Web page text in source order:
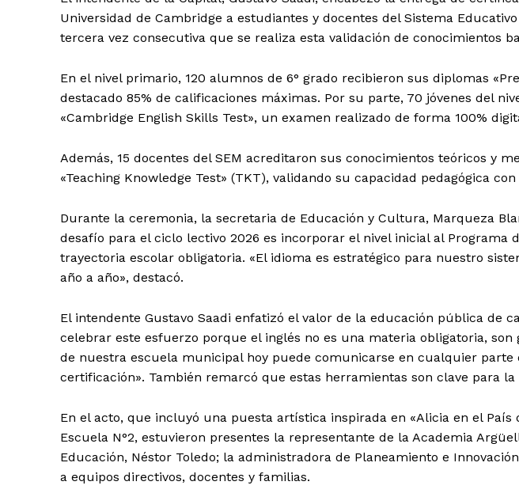
Universidad de Cambridge a estudiantes y docentes del Sistema
tercera vez consecutiva que se realiza esta validación de conocimientos
En el nivel primario, 120 alumnos de 6° grado recibieron sus diplomas
destacado 85% de calificaciones máximas. Por su parte, 70 jóvenes del
«Cambridge English Skills Test», un examen realizado de forma 100%
Además, 15 docentes del SEM acreditaron sus conocimientos teóricos y
«Teaching Knowledge Test» (TKT), validando su capacidad pedagógica
Durante la ceremonia, la secretaria de Educación y Cultura, Marqueza
desafío para el ciclo lectivo 2026 es incorporar el nivel inicial al Programa
trayectoria escolar obligatoria. «El idioma es estratégico para nuestro
año a año», destacó.
El intendente Gustavo Saadi enfatizó el valor de la educación pública de
celebrar este esfuerzo porque el inglés no es una materia obligatoria, son
de nuestra escuela municipal hoy puede comunicarse en cualquier parte
certificación». También remarcó que estas herramientas son clave para la
En el acto, que incluyó una puesta artística inspirada en «Alicia en el País
Escuela N°2, estuvieron presentes la representante de la Academia
Educación, Néstor Toledo; la administradora de Planeamiento e
a equipos directivos, docentes y familias.